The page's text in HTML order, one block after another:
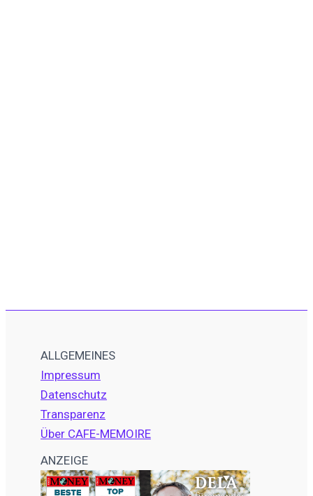
ALLGEMEINES
Impressum
Datenschutz
Transparenz
Über CAFE-MEMOIRE
ANZEIGE